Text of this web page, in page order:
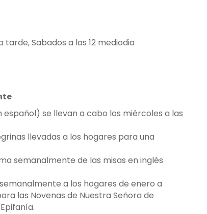
Sabados a las 12 mediodia
se llevan a cabo los miércoles a las
llevadas a los hogares para una
semanalmente de las misas en inglés
a los hogares de enero a
las Novenas de Nuestra Señora de